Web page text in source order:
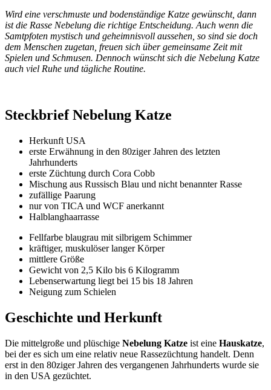
Wird eine verschmuste und bodenständige Katze gewünscht, dann
ist die Rasse Nebelung die richtige Entscheidung. Auch wenn die
Samtpfoten mystisch und geheimnisvoll aussehen, so sind sie doch
dem Menschen zugetan, freuen sich über gemeinsame Zeit mit
Spielen und Schmusen. Dennoch wünscht sich die Nebelung Katze
auch viel Ruhe und tägliche Routine.
Steckbrief Nebelung Katze
Herkunft USA
erste Erwähnung in den 80ziger Jahren des letzten
Jahrhunderts
erste Züchtung durch Cora Cobb
Mischung aus Russisch Blau und nicht benannter Rasse
zufällige Paarung
nur von TICA und WCF anerkannt
Halblanghaarrasse
Fellfarbe blaugrau mit silbrigem Schimmer
kräftiger, muskulöser langer Körper
mittlere Größe
Gewicht von 2,5 Kilo bis 6 Kilogramm
Lebenserwartung liegt bei 15 bis 18 Jahren
Neigung zum Schielen
Geschichte und Herkunft
Die mittelgroße und plüschige Nebelung Katze ist eine Hauskatze,
bei der es sich um eine relativ neue Rassezüchtung handelt. Denn
erst in den 80ziger Jahren des vergangenen Jahrhunderts wurde sie
in den USA gezüchtet.